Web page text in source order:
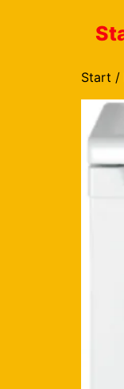
Start /